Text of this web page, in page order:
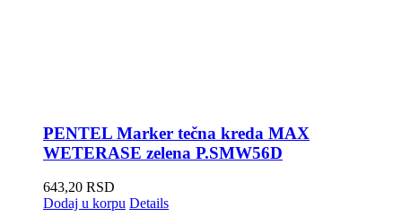
PENTEL Marker tečna kreda MAX
WETERASE zelena P.SMW56D
643,20 RSD
Dodaj u korpu Details